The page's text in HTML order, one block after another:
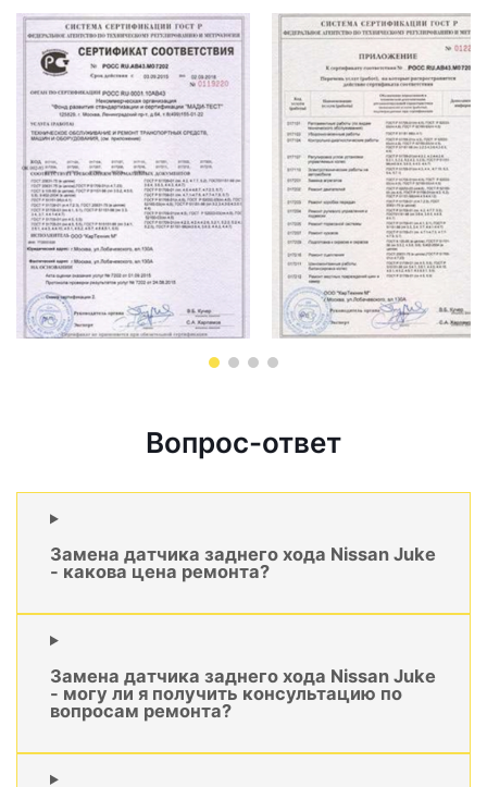
Вопрос-ответ
Замена датчика заднего хода Nissan Juke
- какова цена ремонта?
Замена датчика заднего хода Nissan Juke
- могу ли я получить консультацию по
вопросам ремонта?